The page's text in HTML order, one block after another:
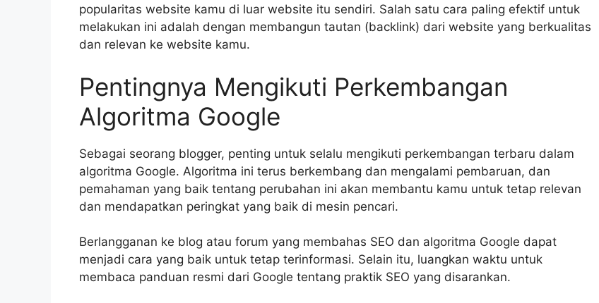
popularitas website kamu di luar website itu sendiri. Salah satu cara paling efektif untuk
melakukan ini adalah dengan membangun tautan (backlink) dari website yang berkualitas
dan relevan ke website kamu.
Pentingnya Mengikuti Perkembangan
Algoritma Google
Sebagai seorang blogger, penting untuk selalu mengikuti perkembangan terbaru dalam
algoritma Google. Algoritma ini terus berkembang dan mengalami pembaruan, dan
pemahaman yang baik tentang perubahan ini akan membantu kamu untuk tetap relevan
dan mendapatkan peringkat yang baik di mesin pencari.
Berlangganan ke blog atau forum yang membahas SEO dan algoritma Google dapat
menjadi cara yang baik untuk tetap terinformasi. Selain itu, luangkan waktu untuk
membaca panduan resmi dari Google tentang praktik SEO yang disarankan.